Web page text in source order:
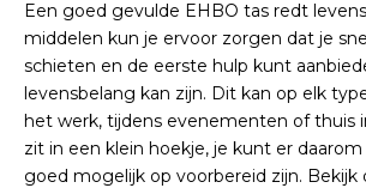
Een goed gevulde EHBO tas redt
middelen kun je ervoor zorgen dat je
schieten en de eerste hulp kunt
levensbelang kan zijn. Dit kan op elk
het werk, tijdens evenementen of thuis
zit in een klein hoekje, je kunt er
goed mogelijk op voorbereid zijn. Bekijk